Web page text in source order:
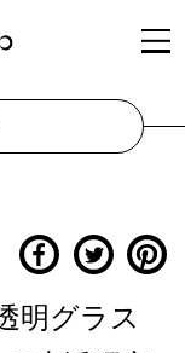
明グラス